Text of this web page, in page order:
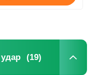
(19)